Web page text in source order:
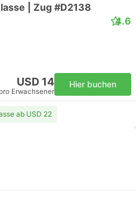
| Zug #D2138
4.6
USD 14
pro Erwachsener
Hier buchen
ab USD 22